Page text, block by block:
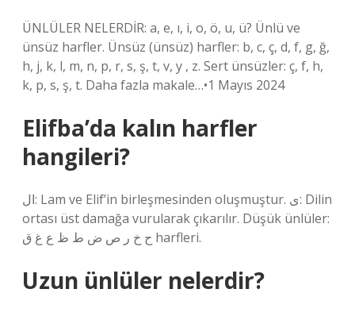
ÜNLÜLER NELERDİR: a, e, ı, i, o, ö, u, ü? Ünlü ve
ünsüz harfler. Ünsüz (ünsüz) harfler: b, c, ç, d, f, g, ğ,
h, j, k, l, m, n, p, r, s, ş, t, v, y , z. Sert ünsüzler: ç, f, h,
k, p, s, ş, t. Daha fazla makale…•1 Mayıs 2024
Elifba’da kalın harfler
hangileri?
ال: Lam ve Elif’in birleşmesinden oluşmuştur. ى: Dilin
ortası üst damağa vurularak çıkarılır. Düşük ünlüler:
ح خ ر ص ض ط ظ ع غ ق harfleri.
Uzun ünlüler nelerdir?